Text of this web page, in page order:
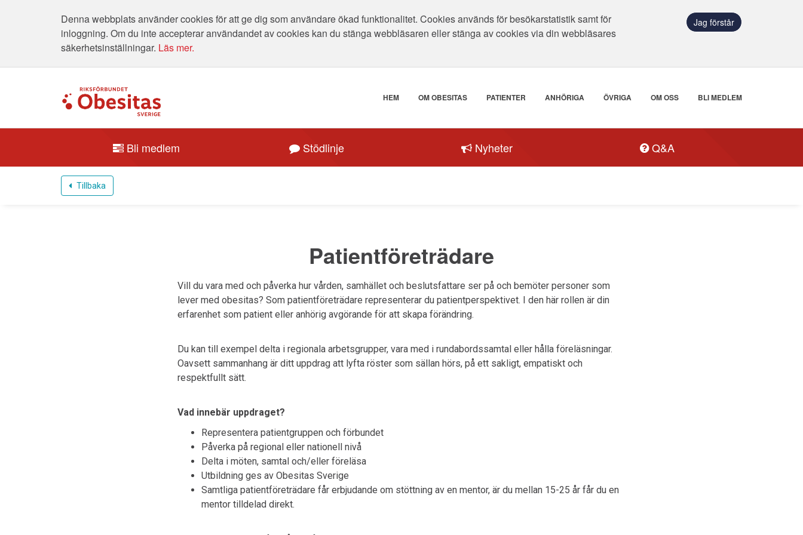
Denna webbplats använder cookies för att ge dig som användare ökad funktionalitet. Cookies används för besökarstatistik samt för
inloggning. Om du inte accepterar användandet av cookies kan du stänga webbläsaren eller stänga av cookies via din webbläsares
säkerhetsinställningar. Läs mer.
Jag förstår
HEM OM OBESITAS PATIENTER ANHÖRIGA ÖVRIGA OM OSS BLI MEDLEM
Bli medlem Stödlinje Nyheter Q&A
Tillbaka
Patientföreträdare
Vill du vara med och påverka hur vården, samhället och beslutsfattare ser på och bemöter personer som
lever med obesitas? Som patientföreträdare representerar du patientperspektivet. I den här rollen är din
erfarenhet som patient eller anhörig avgörande för att skapa förändring.
Du kan till exempel delta i regionala arbetsgrupper, vara med i rundabordssamtal eller hålla föreläsningar.
Oavsett sammanhang är ditt uppdrag att lyfta röster som sällan hörs, på ett sakligt, empatiskt och
respektfullt sätt.
Vad innebär uppdraget?
Representera patientgruppen och förbundet
Påverka på regional eller nationell nivå
Delta i möten, samtal och/eller föreläsa
Utbildning ges av Obesitas Sverige
Samtliga patientföreträdare får erbjudande om stöttning av en mentor, är du mellan 15-25 år får du en
mentor tilldelad direkt.